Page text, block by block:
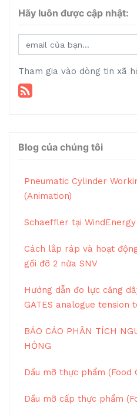
Hãy luôn được cập nhật:
Tham gia vào dòng tin xã
Blog của chúng tôi
Pneumatic Cylinder
(Animation)
Schaeffler tại
Cách lắp ráp và hoạt
gối đỡ 2 nửa SNV
Hướng dẫn đo lực căng
GATES analogue tension
BÁO CÁO PHÂN TÍCH
HỎNG
Dầu mỡ thực phẩm (Food
Dầu mỡ cấp thực phẩm